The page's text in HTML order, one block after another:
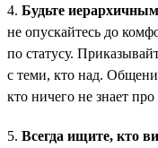
4. Будьте
не опускайтесь до
по статусу.
с теми, кто над.
кто ничего не знает про
5. Всегда ищите, кто